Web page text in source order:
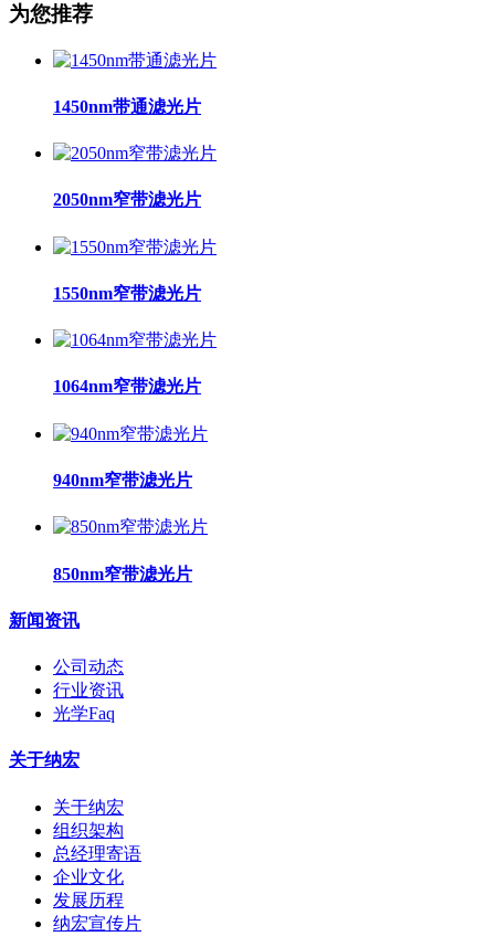
为您推荐
1450nm带通滤光片
2050nm窄带滤光片
1550nm窄带滤光片
1064nm窄带滤光片
940nm窄带滤光片
850nm窄带滤光片
新闻资讯
公司动态
行业资讯
光学Faq
关于纳宏
关于纳宏
组织架构
总经理寄语
企业文化
发展历程
纳宏宣传片